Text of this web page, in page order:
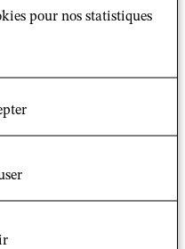
conflictualités
à la manière
et théologico-
pour nos statistiques